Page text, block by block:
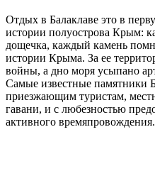
Отдых в Балаклаве это в
истории полуострова Крым:
дощечка, каждый камень
истории Крыма. За ее
войны, а дно моря усыпано
Самые известные памятники
приезжающим туристам,
гавани, и с любезностью
активного времяпровождения.